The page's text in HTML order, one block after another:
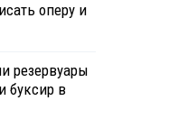
оперу и
резервуары
буксир в